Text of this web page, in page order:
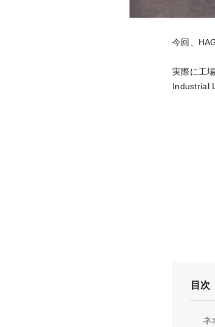
今回、
実際に工
Industrial
目次
ネ